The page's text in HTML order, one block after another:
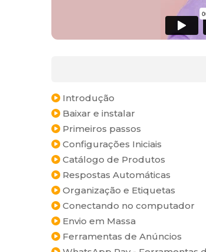
Introdução
Baixar e instalar
Primeiros passos
Configurações Iniciais
Catálogo de Produtos
Respostas Automáticas
Organização e Etiquetas
Conectando no computador
Envio em Massa
Ferramentas de Anúncios